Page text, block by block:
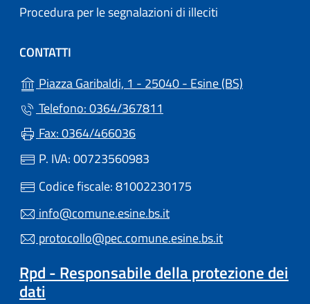
Procedura per le segnalazioni di illeciti
CONTATTI
Piazza Garibaldi, 1 - 25040 - Esine (BS)
Telefono: 0364/367811
Fax: 0364/466036
P. IVA: 00723560983
Codice fiscale: 81002230175
info@comune.esine.bs.it
protocollo@pec.comune.esine.bs.it
Rpd - Responsabile della protezione dei
dati